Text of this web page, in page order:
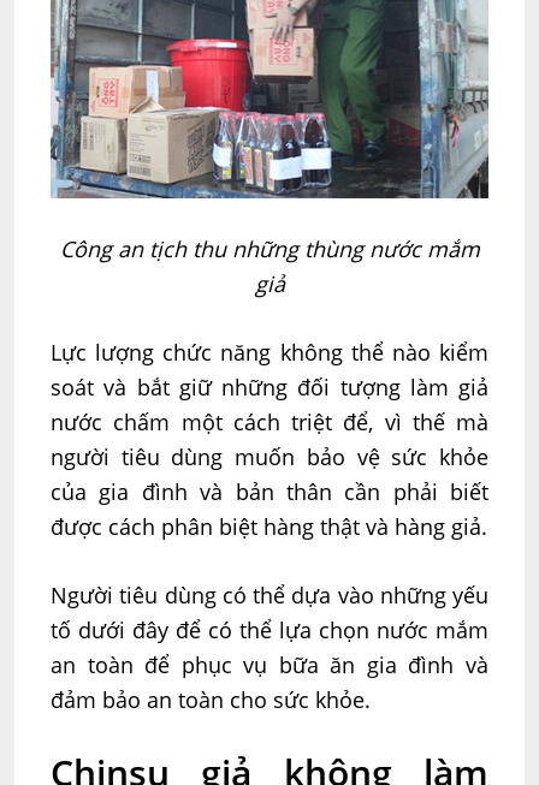
Công an tịch thu những thùng nước mắm
giả
Lực lượng chức năng không thể nào kiểm
soát và bắt giữ những đối tượng làm giả
nước chấm một cách triệt để, vì thế mà
người tiêu dùng muốn bảo vệ sức khỏe
của gia đình và bản thân cần phải biết
được cách phân biệt hàng thật và hàng giả.
Người tiêu dùng có thể dựa vào những yếu
tố dưới đây để có thể lựa chọn nước mắm
an toàn để phục vụ bữa ăn gia đình và
đảm bảo an toàn cho sức khỏe.
Chinsu giả không làm